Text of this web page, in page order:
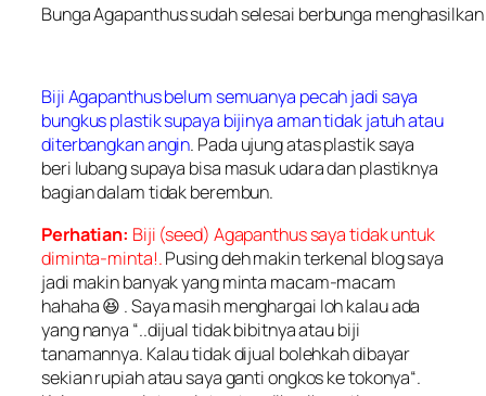
Bunga Agapanthus sudah selesai berbunga
Biji Agapanthus belum semuanya pecah jadi saya
bungkus plastik supaya bijinya aman tidak jatuh atau
diterbangkan angin. Pada ujung atas plastik saya
beri lubang supaya bisa masuk udara dan plastiknya
bagian dalam tidak berembun.
Perhatian: Biji (seed) Agapanthus saya tidak untuk
diminta-minta!.Pusing deh makin terkenal blog saya
jadi makin banyak yang minta macam-macam
hahaha 😆 . Saya masih menghargai loh kalau ada
yang nanya “..dijual tidak bibitnya atau biji
tanamannya. Kalau tidak dijual bolehkah dibayar
sekian rupiah atau saya ganti ongkos ke tokonya“.